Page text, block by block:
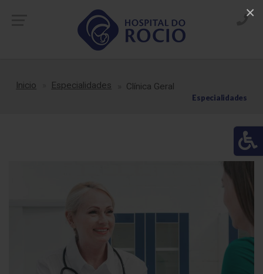
×
Inicio Especialidades Clínica Geral
Especialidades